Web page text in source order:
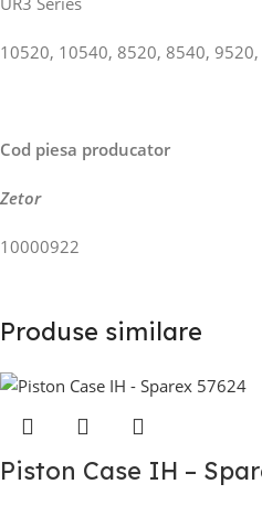
10520, 10540, 8520, 8540,
Cod piesa producator
Zetor
10000922
Produse similare
Piston Case IH –